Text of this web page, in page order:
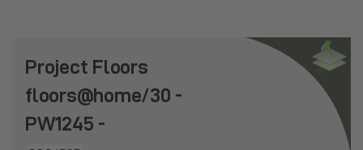
Project Floors
floors@home/30 -
PW1245 -